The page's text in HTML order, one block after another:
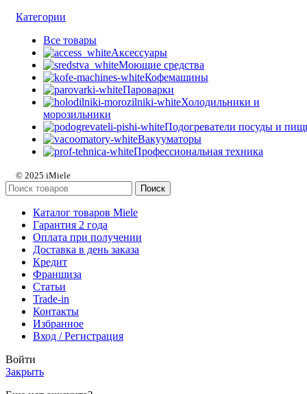
Категории
Все товары
Аксессуары
Моющие средства
Кофемашины
Пароварки
Холодильники и
морозильники
Подогреватели посуды и
Вакууматоры
Профессиональная техника
© 2025 iMiele
Поиск
Каталог товаров Miele
Гарантия 2 года
Оплата при получении
Доставка в день заказа
Кредит
Франшиза
Статьи
Trade-in
Контакты
Избранное
Вход / Регистрация
Войти
Закрыть